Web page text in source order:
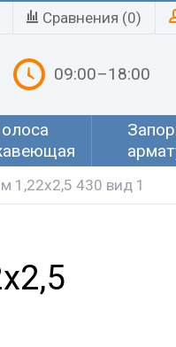
Сравнения (0)
09:00–18:00
1,22х2,5 430 вид 1